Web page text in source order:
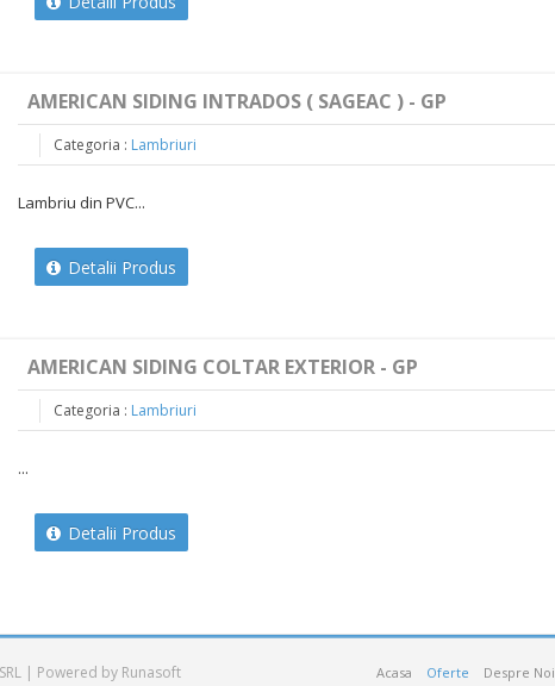
AMERICAN SIDING INTRADOS ( SAGEAC ) - GP
Categoria : Lambriuri
Lambriu din PVC...
Detalii Produs
AMERICAN SIDING COLTAR EXTERIOR - GP
Categoria : Lambriuri
...
Detalii Produs
| Powered by Runasoft Acasa Oferte Despre Noi